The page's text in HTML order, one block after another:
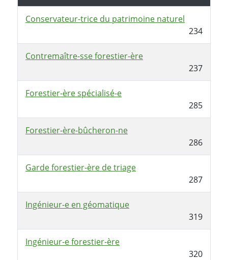
Conservateur-trice du patrimoine naturel
234
Contremaître-sse forestier-ère
237
Forestier-ère spécialisé-e
285
Forestier-ère-bûcheron-ne
286
Garde forestier-ère de triage
287
Ingénieur-e en géomatique
319
Ingénieur-e forestier-ère
320